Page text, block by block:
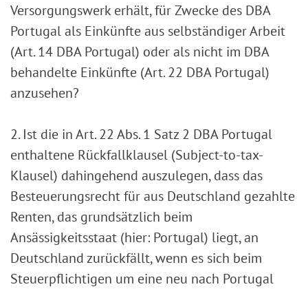
Versorgungswerk erhält, für Zwecke des DBA
Portugal als Einkünfte aus selbständiger Arbeit
(Art. 14 DBA Portugal) oder als nicht im DBA
behandelte Einkünfte (Art. 22 DBA Portugal)
anzusehen?
2. Ist die in Art. 22 Abs. 1 Satz 2 DBA Portugal
enthaltene Rückfallklausel (Subject-to-tax-
Klausel) dahingehend auszulegen, dass das
Besteuerungsrecht für aus Deutschland gezahlte
Renten, das grundsätzlich beim
Ansässigkeitsstaat (hier: Portugal) liegt, an
Deutschland zurückfällt, wenn es sich beim
Steuerpflichtigen um eine neu nach Portugal